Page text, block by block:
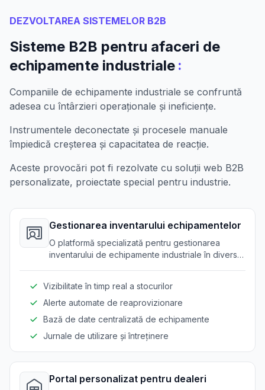
DEZVOLTAREA SISTEMELOR B2B
Sisteme B2B pentru afaceri de
echipamente industriale :
Companiile de echipamente industriale se confruntă
adesea cu întârzieri operaționale și ineficiențe.
Instrumentele deconectate și procesele manuale
împiedică creșterea și capacitatea de reacție.
Aceste provocări pot fi rezolvate cu soluții web B2B
personalizate, proiectate special pentru industrie.
Gestionarea inventarului echipamentelor
O platformă specializată pentru gestionarea
inventarului de echipamente industriale în diverse
Vizibilitate în timp real a stocurilor
Alerte automate de reaprovizionare
Bază de date centralizată de echipamente
Jurnale de utilizare și întreținere
Portal personalizat pentru dealeri